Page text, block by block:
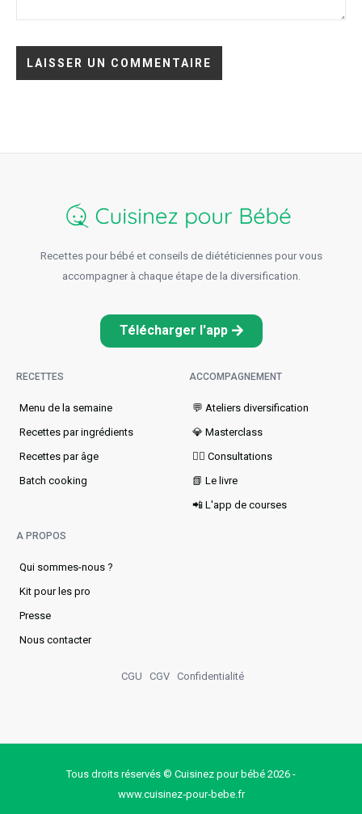
Recettes pour bébé et conseils de diététiciennes pour vous
accompagner à chaque étape de la diversification.
Télécharger l'app
RECETTES
Menu de la semaine​
Recettes par ingrédients
Recettes par âge
Batch cooking
ACCOMPAGNEMENT
💬 Ateliers diversification
💎 Masterclass
👩‍⚕️ Consultations
📗 Le livre
📲 L'app de courses
A PROPOS
Qui sommes-nous ?
Kit pour les pro
Presse
Nous contacter
CGU CGV Confidentialité
Tous droits réservés © Cuisinez pour bébé 2026 -
www.cuisinez‑pour‑bebe.fr